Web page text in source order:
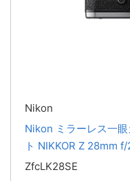
Nikon
Nikon ミラーレス一
ト NIKKOR Z 28mm
ZfcLK28SE